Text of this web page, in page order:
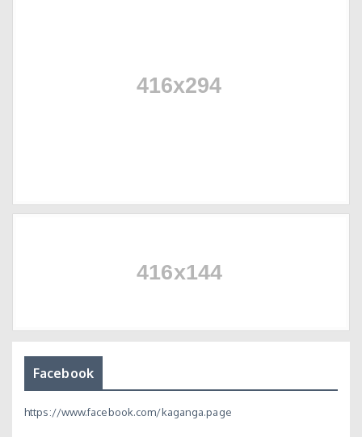
Facebook
https://www.facebook.com/kaganga.page